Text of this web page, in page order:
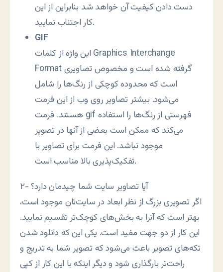
دست دادن کیفیت آن خواهد شد بنابراین از این
کار اجتناب نمایید.
GIF
این واژه از کلمات Graphics Interchange
Format گرفته شده است و مخصوص تصاویری
است که محدوده کوچکی از رنگ‌ها را شامل
می‌شود. بیشتر تصاویر روی وب از این فرمت
هستند. فرمت gif فهرستی از رنگ‌ها را استفاده
می‌کند که ممکن است بعضی از آنها در تصویر
موجود نباشد. این فرمت برای تصاویر با
تفکیک‌پذیری بالا مناسب است.
۲- آیا تصاویر سایت شما چیدمان دارد؟
اگر تصویری بزرگ از نظر ابعاد در سایت‌تان موجود است،
بهتر است که آنرا به بخش‌های کوچک‌تر تقسیم نمایید.
این کار از دو جهت مفید است. یکی این که دانلود شدن
تکه‌های تصویر باعث می‌شود که تصویر شما به تدریج و
راحت‌تر بارگذاری شود و دیگر اینکه با این کار از کپی